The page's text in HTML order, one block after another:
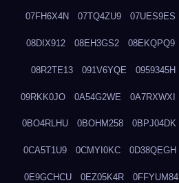
07FH6X4N 07TQ4ZU9 07UES9ES
08DIX912 08EH3GS2 08EKQPQ9
08R2TE13 091V6YQE 0959345H
09RKK0JO 0A54G2WE 0A7RXWXI
0BO4RLHU 0BOHM258 0BPJ04DK
0CA5T1U9 0CMYI0KC 0D38QEGH
0E9GCHCU 0EZ05K4R 0FFYUM84